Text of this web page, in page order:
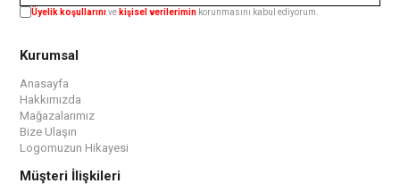
Üyelik koşullarınıve kişisel verilerimin korunmasını kabul ediyorum.
Kurumsal
Anasayfa
Hakkımızda
Mağazalarımız
Bize Ulaşın
Logomuzun Hikayesi
Müşteri İlişkileri